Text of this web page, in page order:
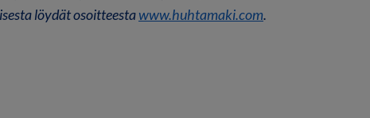
löydät osoitteestawww.huhtamaki.com.